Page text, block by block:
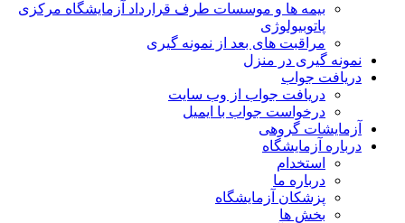
بیمه ها و موسسات طرف قرارداد آزمایشگاه مرکزی
پاتوبیولوژی
مراقبت های بعد از نمونه گیری
نمونه گیری در منزل
دریافت جواب
دریافت جواب از وب سایت
درخواست جواب با ایمیل
آزمایشات گروهی
درباره آزمایشگاه
استخدام
درباره ما
پزشکان آزمایشگاه
بخش ها